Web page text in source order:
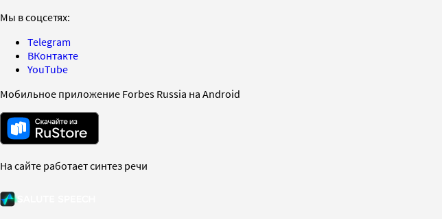
Мы в соцсетях:
Telegram
ВКонтакте
YouTube
Мобильное приложение Forbes Russia на Android
На сайте работает синтез речи